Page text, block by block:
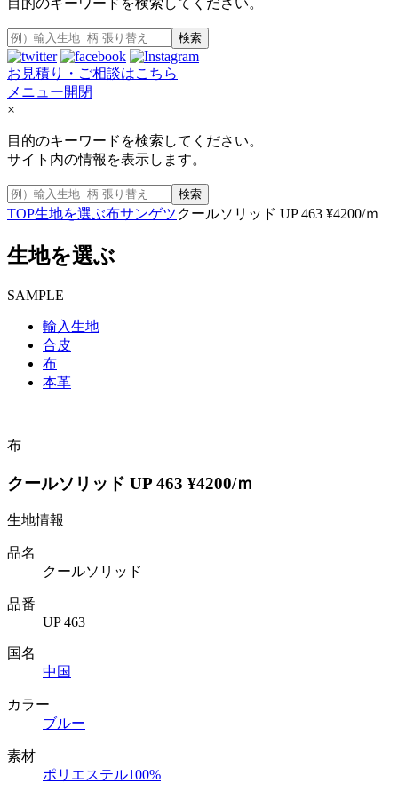
目的のキーワードを検索してください。
検索
お見積り・ご相談はこちら
メニュー開閉
×
目的のキーワードを検索してください。
サイト内の情報を表示します。
検索
TOP生地を選ぶ布サンゲツクールソリッド UP 463 ¥4200/ｍ
生地を選ぶ
SAMPLE
輸入生地
合皮
布
本革
布
クールソリッド UP 463 ¥4200/ｍ
生地情報
品名
クールソリッド
品番
UP 463
国名
中国
カラー
ブルー
素材
ポリエステル100%